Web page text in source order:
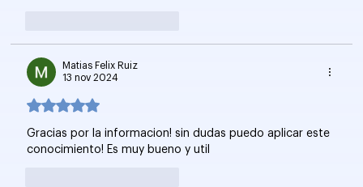
Matias Felix Ruiz
13 nov 2024
Obtuvo 5 de 5 estrellas.
Gracias por la informacion! sin dudas puedo aplicar este
conocimiento! Es muy bueno y util